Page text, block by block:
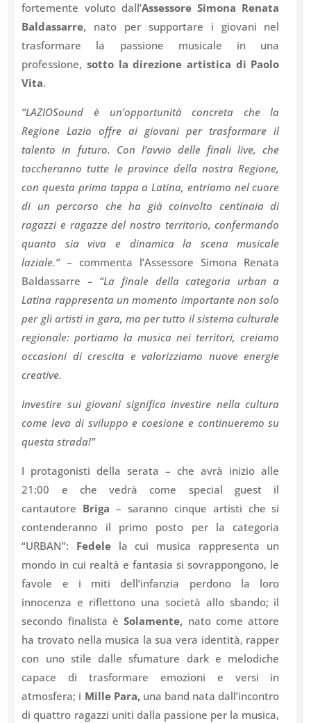
fortemente voluto dall’Assessore Simona Renata
Baldassarre, nato per supportare i giovani nel
trasformare la passione musicale in una
professione, sotto la direzione artistica di Paolo
Vita.
“LAZIOSound è un’opportunità concreta che la
Regione Lazio offre ai giovani per trasformare il
talento in futuro. Con l’avvio delle finali live, che
toccheranno tutte le province della nostra Regione,
con questa prima tappa a Latina, entriamo nel cuore
di un percorso che ha già coinvolto centinaia di
ragazzi e ragazze del nostro territorio, confermando
quanto sia viva e dinamica la scena musicale
laziale.”– commenta l’Assessore Simona Renata
Baldassarre – “La finale della categoria urban a
Latina rappresenta un momento importante non solo
per gli artisti in gara, ma per tutto il sistema culturale
regionale: portiamo la musica nei territori, creiamo
occasioni di crescita e valorizziamo nuove energie
creative.
Investire sui giovani significa investire nella cultura
come leva di sviluppo e coesione e continueremo su
questa strada!”
I protagonisti della serata – che avrà inizio alle
21:00 e che vedrà come special guest il
cantautore Briga – saranno cinque artisti che si
contenderanno il primo posto per la categoria
“URBAN”: Fedele la cui musica
rappresenta un
mondo in cui realtà e fantasia si sovrappongono, le
favole e i miti dell’infanzia perdono la loro
innocenza e riflettono una società allo sbando; il
secondo finalista è Solamente, nato come attore
ha trovato nella musica la sua vera identità, rapper
con uno stile dalle sfumature dark e melodiche
capace di trasformare emozioni e versi in
atmosfera; i Mille Para, una band nata dall’incontro
di quattro ragazzi uniti dalla passione per la musica,